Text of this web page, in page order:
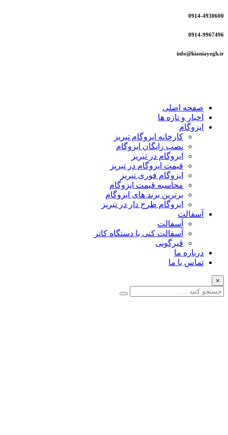
0914-4930600
0914-9967496
info@kianiayegh.ir
صفحه اصلی
اخبار و تازه ها
ایزوگام
کارخانه ایزوگام تبریز
نصب رایگان ایزوگام
ایزوگام در تبریز
قیمت ایزوگام در تبریز
ایزوگام فوری تبریز
محاسبه قیمت ایزوگام
برترین برند های ایزوگام
ایزوگام طرح دار در تبریز
آسفالت
آسفالت
آسفالت کنی با دستگاه کاتر
قیرگونی
درباره ما
تماس با ما
×